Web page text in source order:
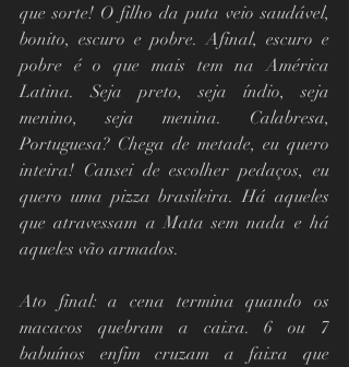
que sorte! O filho da puta veio saudável,
bonito, escuro e pobre. Afinal, escuro e
pobre é o que mais tem na América
Latina. Seja preto, seja índio, seja
menino, seja menina. Calabresa,
Portuguesa? Chega de metade, eu quero
inteira! Cansei de escolher pedaços, eu
quero uma pizza brasileira. Há aqueles
que atravessam a Mata sem nada e há
aqueles vão armados.
Ato final: a cena termina quando os
macacos quebram a caixa. 6 ou 7
babuínos enfim cruzam a faixa que